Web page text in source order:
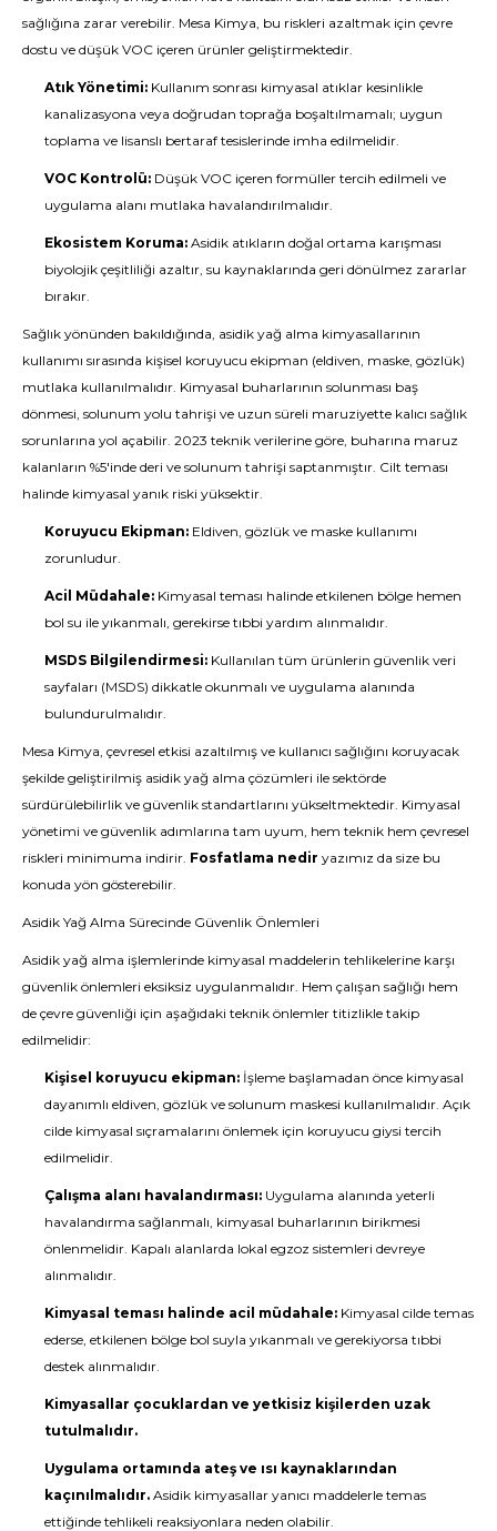
sağlığına zarar verebilir. Mesa Kimya, bu riskleri azaltmak için çevre
dostu ve düşük VOC içeren ürünler geliştirmektedir.
Atık Yönetimi: Kullanım sonrası kimyasal atıklar kesinlikle
kanalizasyona veya doğrudan toprağa boşaltılmamalı; uygun
toplama ve lisanslı bertaraf tesislerinde imha edilmelidir.
VOC Kontrolü: Düşük VOC içeren formüller tercih edilmeli ve
uygulama alanı mutlaka havalandırılmalıdır.
Ekosistem Koruma: Asidik atıkların doğal ortama karışması
biyolojik çeşitliliği azaltır, su kaynaklarında geri dönülmez zararlar
bırakır.
Sağlık yönünden bakıldığında, asidik yağ alma kimyasallarının
kullanımı sırasında kişisel koruyucu ekipman (eldiven, maske, gözlük)
mutlaka kullanılmalıdır. Kimyasal buharlarının solunması baş
dönmesi, solunum yolu tahrişi ve uzun süreli maruziyette kalıcı sağlık
sorunlarına yol açabilir. 2023 teknik verilerine göre, buharına maruz
kalanların %5'inde deri ve solunum tahrişi saptanmıştır. Cilt teması
halinde kimyasal yanık riski yüksektir.
Koruyucu Ekipman: Eldiven, gözlük ve maske kullanımı
zorunludur.
Acil Müdahale: Kimyasal teması halinde etkilenen bölge hemen
bol su ile yıkanmalı, gerekirse tıbbi yardım alınmalıdır.
MSDS Bilgilendirmesi: Kullanılan tüm ürünlerin güvenlik veri
sayfaları (MSDS) dikkatle okunmalı ve uygulama alanında
bulundurulmalıdır.
Mesa Kimya, çevresel etkisi azaltılmış ve kullanıcı sağlığını koruyacak
şekilde geliştirilmiş asidik yağ alma çözümleri ile sektörde
sürdürülebilirlik ve güvenlik standartlarını yükseltmektedir. Kimyasal
yönetimi ve güvenlik adımlarına tam uyum, hem teknik hem çevresel
riskleri minimuma indirir. Fosfatlama nedir yazımız da size bu
konuda yön gösterebilir.
Asidik Yağ Alma Sürecinde Güvenlik Önlemleri
Asidik yağ alma işlemlerinde kimyasal maddelerin tehlikelerine karşı
güvenlik önlemleri eksiksiz uygulanmalıdır. Hem çalışan sağlığı hem
de çevre güvenliği için aşağıdaki teknik önlemler titizlikle takip
edilmelidir:
Kişisel koruyucu ekipman: İşleme başlamadan önce kimyasal
dayanımlı eldiven, gözlük ve solunum maskesi kullanılmalıdır. Açık
cilde kimyasal sıçramalarını önlemek için koruyucu giysi tercih
edilmelidir.
Çalışma alanı havalandırması: Uygulama alanında yeterli
havalandırma sağlanmalı, kimyasal buharlarının birikmesi
önlenmelidir. Kapalı alanlarda lokal egzoz sistemleri devreye
alınmalıdır.
Kimyasal teması halinde acil müdahale: Kimyasal cilde temas
ederse, etkilenen bölge bol suyla yıkanmalı ve gerekiyorsa tıbbi
destek alınmalıdır.
Kimyasallar çocuklardan ve yetkisiz kişilerden uzak
tutulmalıdır.
Uygulama ortamında ateş ve ısı kaynaklarından
kaçınılmalıdır. Asidik kimyasallar yanıcı maddelerle temas
ettiğinde tehlikeli reaksiyonlara neden olabilir.